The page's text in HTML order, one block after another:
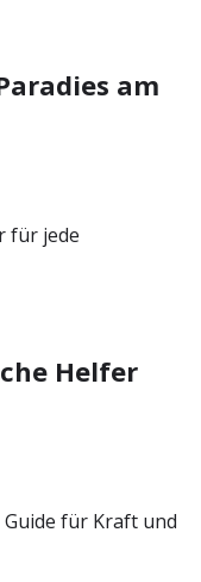
am
Helfer